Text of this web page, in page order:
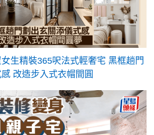
生精裝365呎法式輕奢宅 黑框趟門
改造步入式衣帽間圓